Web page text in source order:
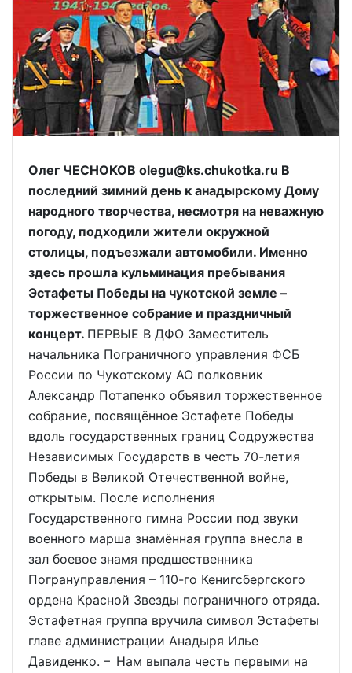
Олег ЧЕСНОКОВ olegu@ks.chukotka.ru В
последний зимний день к анадырскому Дому
народного творчества, несмотря на неважную
погоду, подходили жители окружной
столицы, подъезжали автомобили. Именно
здесь прошла кульминация пребывания
Эстафеты Победы на чукотской земле –
торжественное собрание и праздничный
концерт. ПЕРВЫЕ В ДФО Заместитель
начальника Пограничного управления ФСБ
России по Чукотскому АО полковник
Александр Потапенко объявил торжественное
собрание, посвящённое Эстафете Победы
вдоль государственных границ Содружества
Независимых Государств в честь 70-летия
Победы в Великой Отечественной войне,
открытым. После исполнения
Государственного гимна России под звуки
военного марша знамённая группа внесла в
зал боевое знамя предшественника
Погрануправления – 110-го Кенигсбергского
ордена Красной Звезды пограничного отряда.
Эстафетная группа вручила символ Эстафеты
главе администрации Анадыря Илье
Давиденко. – Нам выпала честь первыми на